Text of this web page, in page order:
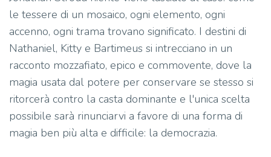
le tessere di un mosaico, ogni elemento, ogni
accenno, ogni trama trovano significato. I destini di
Nathaniel, Kitty e Bartimeus si intrecciano in un
racconto mozzafiato, epico e commovente, dove la
magia usata dal potere per conservare se stesso si
ritorcerà contro la casta dominante e l'unica scelta
possibile sarà rinunciarvi a favore di una forma di
magia ben più alta e difficile: la democrazia.